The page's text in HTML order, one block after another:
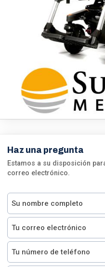
Haz una pregunta
Estamos a su disposición
correo electrónico.